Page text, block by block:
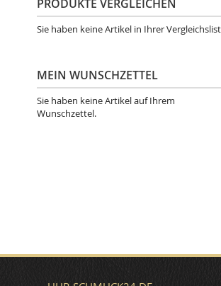
PRODUKTE VERGLEICHEN
Sie haben keine Artikel in Ihrer
MEIN WUNSCHZETTEL
Sie haben keine Artikel auf Ihrem
Wunschzettel.